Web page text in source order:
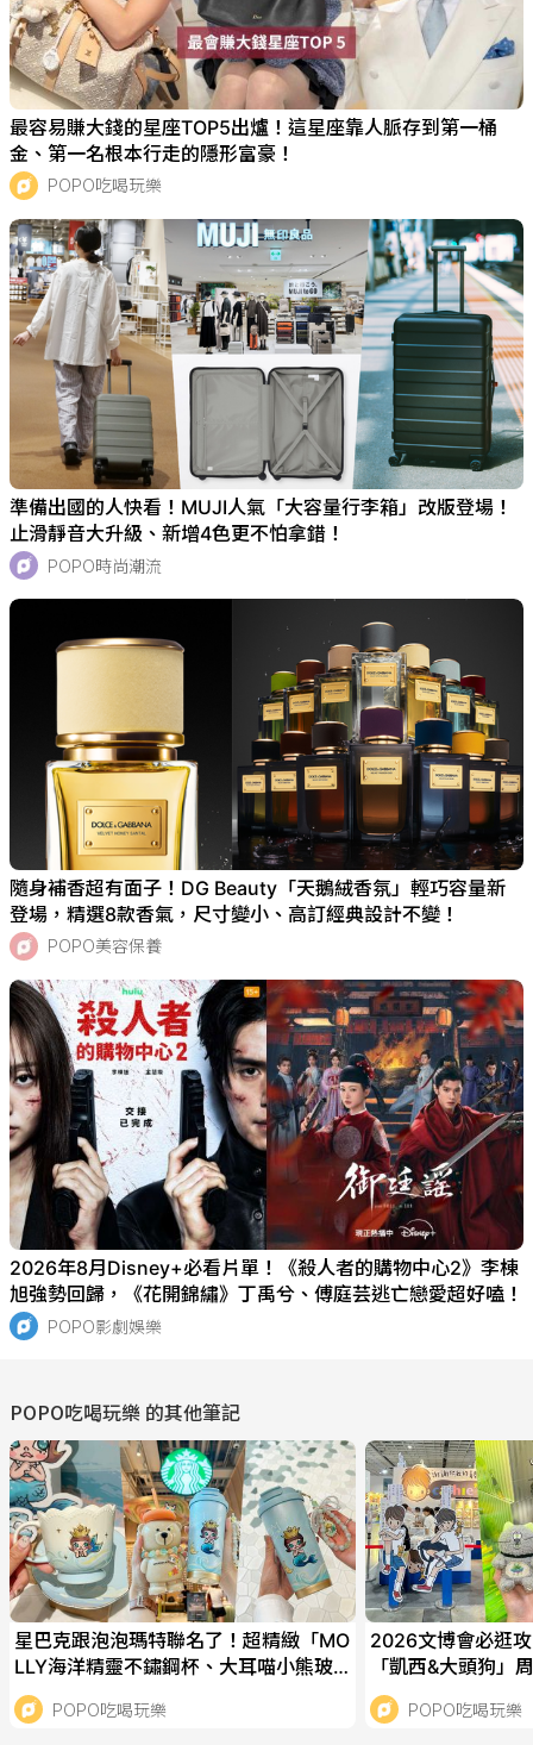
最容易賺大錢的星座TOP5出爐！這星座靠人脈存到第一桶
金、第一名根本行走的隱形富豪！
POPO吃喝玩樂
準備出國的人快看！MUJI人氣「大容量行李箱」改版登場！
止滑靜音大升級、新增4色更不怕拿錯！
POPO時尚潮流
隨身補香超有面子！DG Beauty「天鵝絨香氛」輕巧容量新
登場，精選8款香氣，尺寸變小、高訂經典設計不變！
POPO美容保養
2026年8月Disney+必看片單！《殺人者的購物中心2》李棟
旭強勢回歸，《花開錦繡》丁禹兮、傅庭芸逃亡戀愛超好嗑！
POPO影劇娛樂
POPO吃喝玩樂 的其他筆記
星巴克跟泡泡瑪特聯名了！超精緻「MO
LLY海洋精靈不鏽鋼杯、大耳喵小熊玻
璃瓶」全都太想收！
POPO吃喝玩樂
2026文博會必逛
「凱西&大頭狗」
N貓咪吊飾盲盒全
POPO吃喝玩樂